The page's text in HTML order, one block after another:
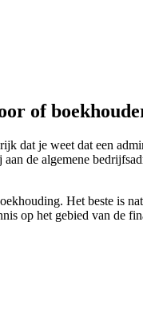
of
dat je weet dat een
de algemene
Het beste is
op het gebied van de